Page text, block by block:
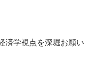
済学視点を深堀お願い